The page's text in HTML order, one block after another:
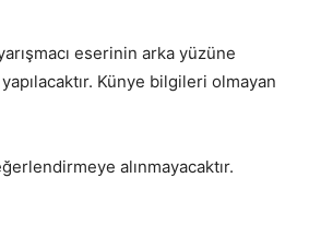
eserinin arka yüzüne
Künye bilgileri olmayan
alınmayacaktır.